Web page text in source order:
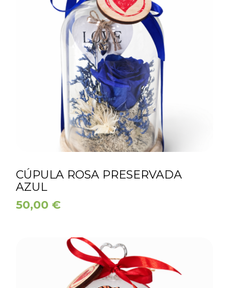
CÚPULA ROSA PRESERVADA
AZUL
50,00 €